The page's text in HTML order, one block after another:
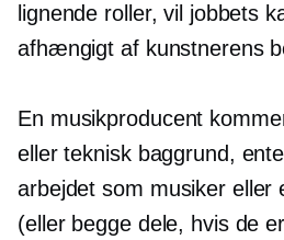
lignende roller, vil jobbets
afhængigt af kunstnerens
En musikproducent
eller teknisk baggrund,
arbejdet som musiker eller
(eller begge dele, hvis de